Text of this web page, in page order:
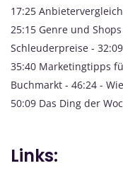
17:25
25:15 Genre und
Schleuderpreise -
35:40 Marketingtipps
Buchmarkt - 46:24 -
50:09 Das Ding der
Links: